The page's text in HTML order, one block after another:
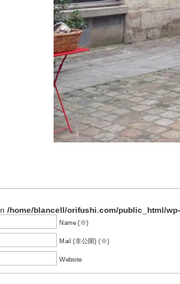
/home/blancell/orifushi.com/public_html/
Name (※)
Mail (非公開) (※)
Website